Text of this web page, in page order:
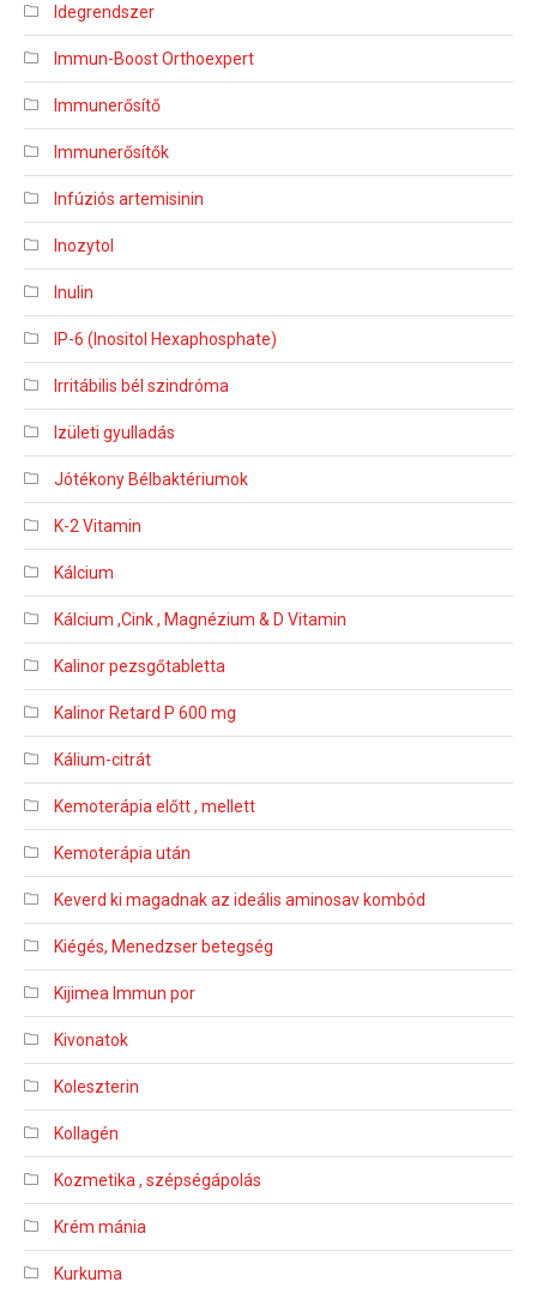
Idegrendszer
Immun-Boost Orthoexpert
Immunerősítő
Immunerősítők
Infúziós artemisinin
Inozytol
Inulin
IP-6 (Inositol Hexaphosphate)
Irritábilis bél szindróma
Izületi gyulladás
Jótékony Bélbaktériumok
K-2 Vitamin
Kálcium
Kálcium ,Cink , Magnézium & D Vitamin
Kalinor pezsgőtabletta
Kalinor Retard P 600 mg
Kálium-citrát
Kemoterápia előtt , mellett
Kemoterápia után
Keverd ki magadnak az ideális aminosav kombód
Kiégés, Menedzser betegség
Kijimea Immun por
Kivonatok
Koleszterin
Kollagén
Kozmetika , szépségápolás
Krém mánia
Kurkuma